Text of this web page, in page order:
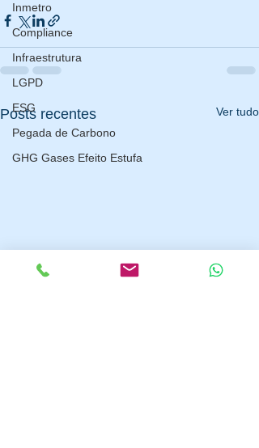
Inmetro
Compliance
Infraestrutura
LGPD
ESG
Pegada de Carbono
GHG Gases Efeito Estufa
Posts recentes Ver tudo